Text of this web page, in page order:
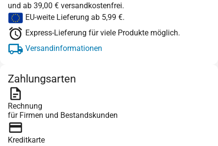
und ab 39,00 € versandkostenfrei.
EU-weite Lieferung ab 5,99 €.
Express-Lieferung für viele Produkte möglich.
Versandinformationen
Zahlungsarten
Rechnung
für Firmen und Bestandskunden
Kreditkarte